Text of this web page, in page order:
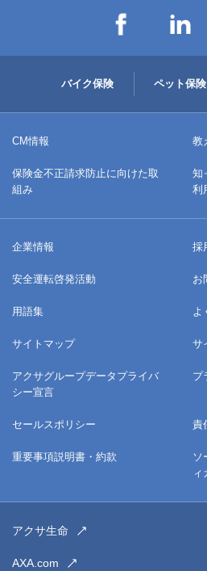
バイク保険 ペット保険
CM情報 教
保険金不正請求防止に向けた取
組み
知
利
企業情報 採
安全運転啓発活動 お
用語集 よ
サイトマップ サ
アクサグループデータプライバ
シー宣言
プ
セールスポリシー 責
重要事項説明書・約款
ソ
ィ
アクサ生命
AXA.com